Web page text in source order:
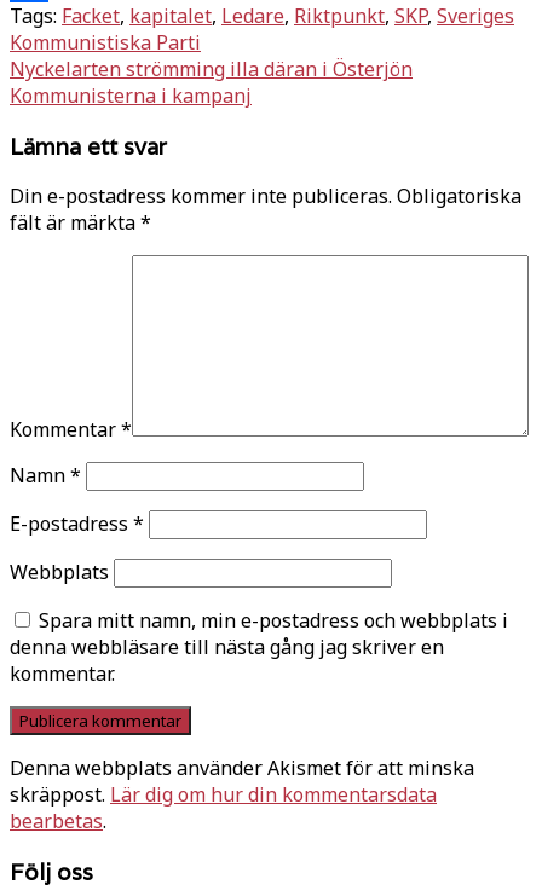
Dela
Tags: Facket, kapitalet, Ledare, Riktpunkt, SKP, Sveriges
Kommunistiska Parti
Inläggsnavigering
Nyckelarten strömming illa däran i Österjön
Kommunisterna i kampanj
Lämna ett svar
Din e-postadress kommer inte publiceras. Obligatoriska
fält är märkta*
Kommentar*
Namn*
E-postadress *
Webbplats
Spara mitt namn, min e-postadress och webbplats i
denna webbläsare till nästa gång jag skriver en
kommentar.
Denna webbplats använder Akismet för att minska
skräppost. Lär dig om hur din kommentarsdata
bearbetas.
Följ oss